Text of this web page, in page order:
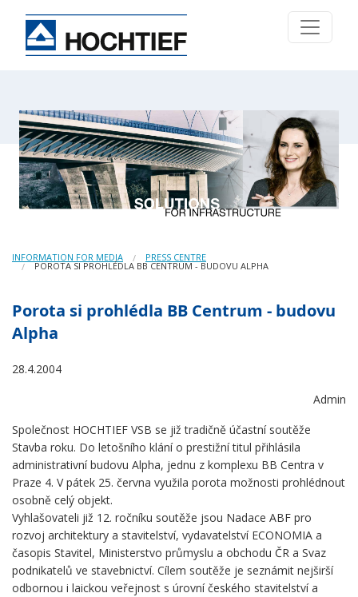
INFORMATION FOR MEDIA PRESS CENTRE
POROTA SI PROHLÉDLA BB CENTRUM - BUDOVU ALPHA
Porota si prohlédla BB Centrum - budovu
Alpha
28.4.2004
Admin
Společnost HOCHTIEF VSB se již tradičně účastní soutěže
Stavba roku. Do letošního klání o prestižní titul přihlásila
administrativní budovu Alpha, jednu z komplexu BB Centra v
Praze 4. V pátek 25. června využila porota možnosti prohlédnout
osobně celý objekt.
Vyhlašovateli již 12. ročníku soutěže jsou Nadace ABF pro
rozvoj architektury a stavitelství, vydavatelství ECONOMIA a
časopis Stavitel, Ministerstvo průmyslu a obchodu ČR a Svaz
podnikatelů ve stavebnictví. Cílem soutěže je seznámit nejširší
odbornou i laickou veřejnost s úrovní českého stavitelství a